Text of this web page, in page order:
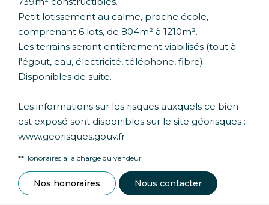
Petit lotissement au calme, proche école,
comprenant 6 lots, de 804m² à 1210m².
Les terrains seront entièrement viabilisés (tout à
l'égout, eau, électricité, téléphone, fibre).
Disponibles de suite.
Les informations sur les risques auxquels ce bien
est exposé sont disponibles sur le site géorisques :
www.georisques.gouv.fr
**Honoraires à la charge du vendeur
Nos honoraires Nous contacter